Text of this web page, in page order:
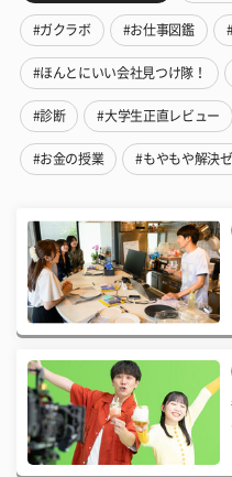
#ガクラボ #お仕事図鑑
#ほんとにいい会社見つけ隊！
#診断 #大学生正直レビュー
#お金の授業 #もやもや解決